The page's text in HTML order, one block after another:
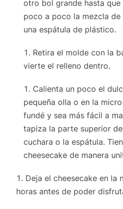
otro bol grande hasta
poco a poco la mezcla
una espátula de plástico.
Retira el molde con la
vierte el relleno dentro.
Calienta un poco el
pequeña olla o en la
fundé y sea más fácil a
tapiza la parte superior
cuchara o la espátula.
cheesecake de manera
Deja el cheesecake en la
horas antes de poder